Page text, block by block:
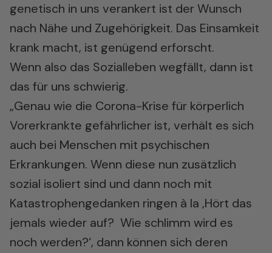
genetisch in uns verankert ist der Wunsch
nach Nähe und Zugehörigkeit. Das Einsamkeit
krank macht, ist genügend erforscht.
Wenn also das Sozialleben wegfällt, dann ist
das für uns schwierig.
„Genau wie die Corona-Krise für körperlich
Vorerkrankte gefährlicher ist, verhält es sich
auch bei Menschen mit psychischen
Erkrankungen. Wenn diese nun zusätzlich
sozial isoliert sind und dann noch mit
Katastrophengedanken ringen à la ‚Hört das
jemals wieder auf? Wie schlimm wird es
noch werden?‘, dann können sich deren